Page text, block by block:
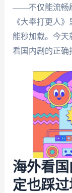
——不仅能流畅
《大奉打更人
能秒加载。今天
看国内剧的正确
海外看
定也踩过